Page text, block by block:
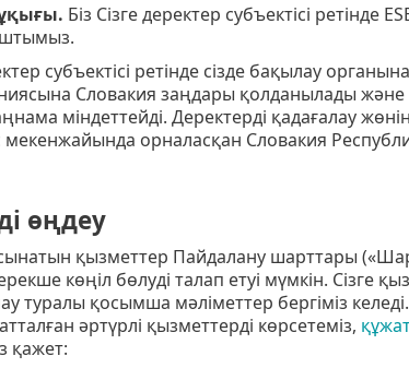
Біз Сізге деректер субъектісі ретінде
субъектісі ретінде сізде бақылау
Словакия заңдары қолданылады және
міндеттейді. Деректердi қадағалау
мекенжайында орналасқан Словакия
өңдеу
ұсынатын қызметтер Пайдалану шарттары
көңіл бөлуді талап етуі мүмкін. Сізге
туралы қосымша мәліметтер бергіміз
әртүрлі қызметтерді көрсетеміз,
қажет: